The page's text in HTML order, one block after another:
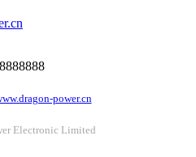
power.cn
Electronic Limited